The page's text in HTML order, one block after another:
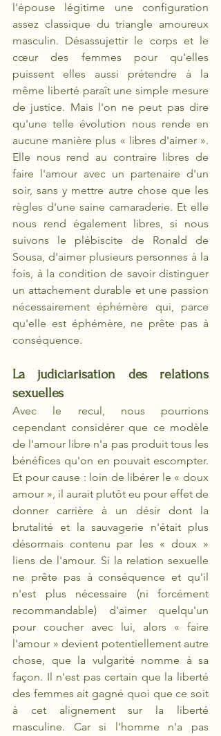
l'épouse légitime une configuration
assez classique du triangle amoureux
masculin. Désassujettir le corps et le
cœur des femmes pour qu'elles
puissent elles aussi prétendre à la
même liberté paraît une simple mesure
de justice. Mais l'on ne peut pas dire
qu'une telle évolution nous rende en
aucune manière plus « libres d'aimer ».
Elle nous rend au contraire libres de
faire l'amour avec un partenaire d'un
soir, sans y mettre autre chose que les
règles d'une saine camaraderie. Et elle
nous rend également libres, si nous
suivons le plébiscite de Ronald de
Sousa, d'aimer plusieurs personnes à la
fois, à la condition de savoir distinguer
un attachement durable et une passion
nécessairement éphémère qui, parce
qu'elle est éphémère, ne prête pas à
conséquence.
La judiciarisation des relations
sexuelles
Avec le recul, nous pourrions
cependant considérer que ce modèle
de l'amour libre n'a pas produit tous les
bénéfices qu'on en pouvait escompter.
Et pour cause : loin de libérer le « doux
amour », il aurait plutôt eu pour effet de
donner carrière à un désir dont la
brutalité et la sauvagerie n'était plus
désormais contenu par les « doux »
liens de l'amour. Si la relation sexuelle
ne prête pas à conséquence et qu'il
n'est plus nécessaire (ni forcément
recommandable) d'aimer quelqu'un
pour coucher avec lui, alors « faire
l'amour » devient potentiellement autre
chose, que la vulgarité nomme à sa
façon. Il n'est pas certain que la liberté
des femmes ait gagné quoi que ce soit
à cet alignement sur la liberté
masculine. Car si l'homme n'a pas